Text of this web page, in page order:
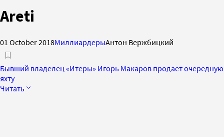
Areti
01 October 2018МиллиардерыАнтон Вержбицкий
Бывший владелец «Итеры» Игорь Макаров продает очередную
яхту
Читать